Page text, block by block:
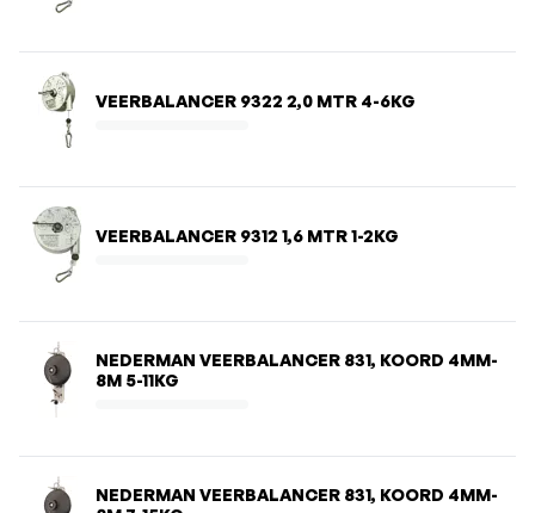
VEERBALANCER 9322 2,0 MTR 4-6KG
VEERBALANCER 9312 1,6 MTR 1-2KG
NEDERMAN VEERBALANCER 831, KOORD 4MM-
8M 5-11KG
NEDERMAN VEERBALANCER 831, KOORD 4MM-